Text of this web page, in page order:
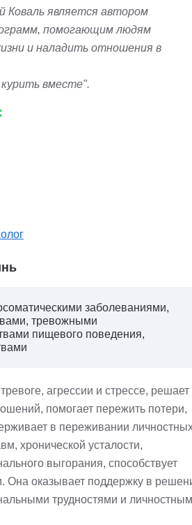
Коваль является автором
помогающим людям
и наладить отношения в
вместе".
заболеваниями,
тревожными
пищевого поведения,
агрессии и стрессе, решает
помогает пережить потери,
в переживании
хронической усталости,
выгорания, способствует
Она оказывает поддержку в
трудностями и личностным